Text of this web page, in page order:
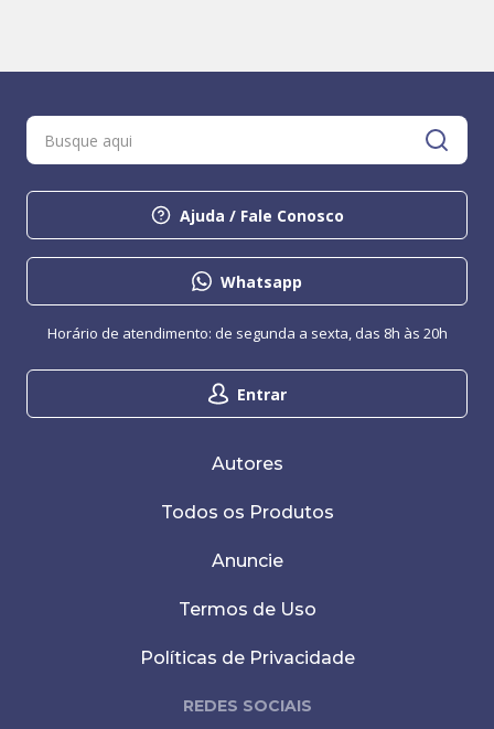
Ajuda / Fale Conosco
Whatsapp
Entrar
Horário de atendimento: de segunda a sexta, das 8h às 20h
Autores
Todos os Produtos
Anuncie
Termos de Uso
Políticas de Privacidade
REDES SOCIAIS